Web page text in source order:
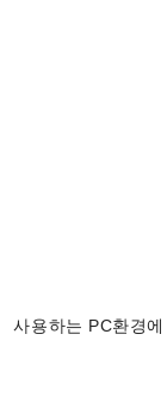
사용하는 PC환경